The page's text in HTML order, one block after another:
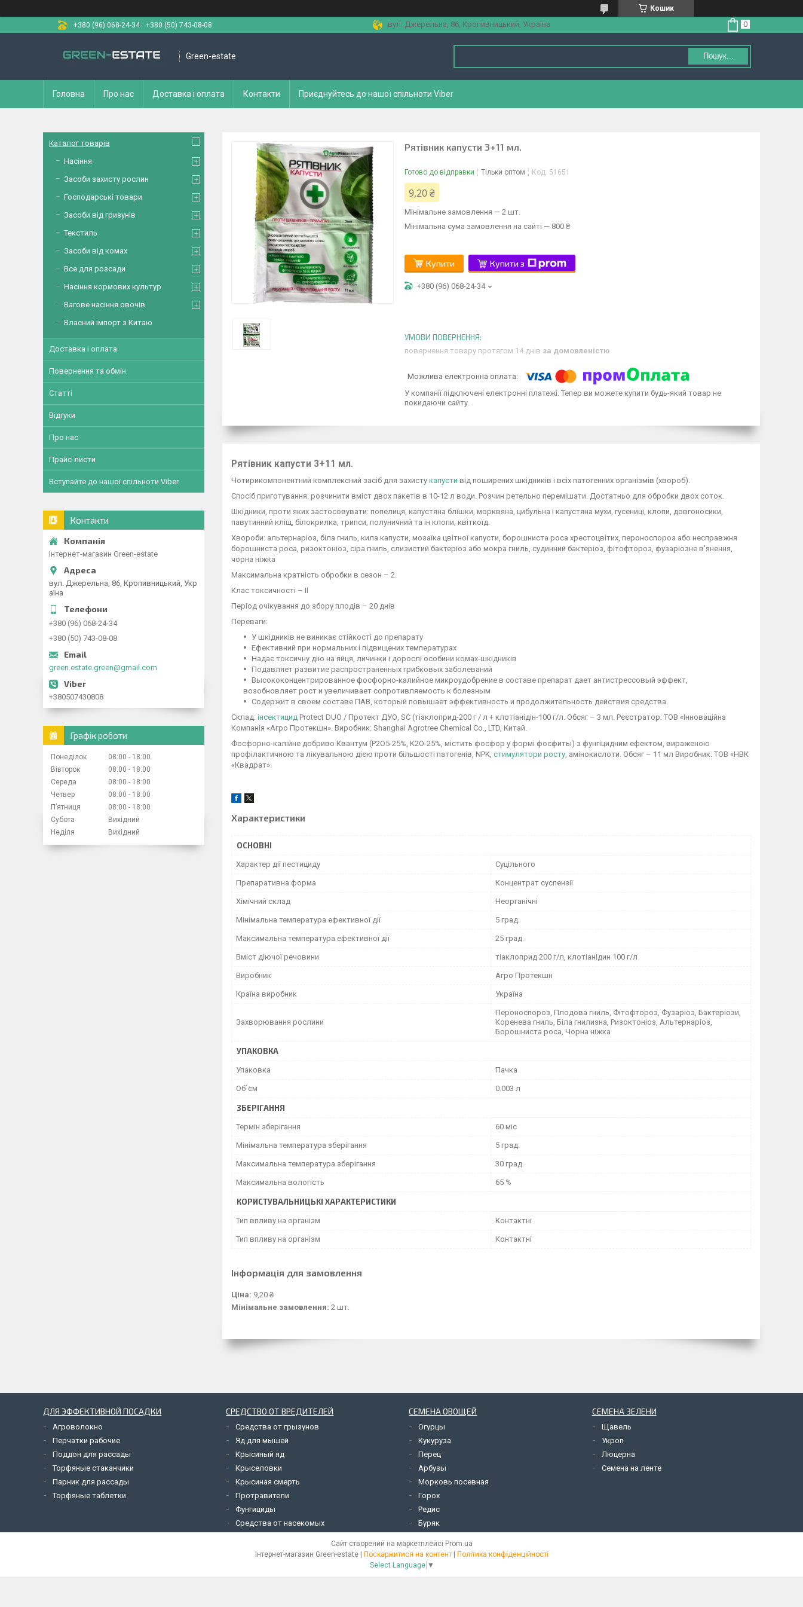
Кошик
+380 (96) 068-24-34
+380 (50) 743-08-08 вул. Джерельна, 86, Кропивницький, Україна
Green-estate Пошук...
Головна Про нас Доставка і оплата Контакти Приєднуйтесь до нашої спільноти Viber
Рятівник капусти 3+11 мл.
Готово до відправки Тільки оптом Код: 51651
9,20 ₴
Мінімальне замовлення — 2 шт.
Мінімальна сума замовлення на сайті — 800 ₴
Купити Купити з
+380 (96) 068-24-34
повернення товару протягом 14 днів за домовленістю
У компанії підключені електронні платежі. Тепер ви можете купити будь-який товар не
покидаючи сайту.
Рятівник капусти 3+11 мл.
Чотирикомпонентний комплексний засіб для захисту капусти від поширених шкідників і всіх патогенних організмів (хвороб).
Спосіб приготування: розчинити вміст двох пакетів в 10-12 л води. Розчин ретельно перемішати. Достатньо для обробки двох соток.
Шкідники, проти яких застосовувати: попелиця, капустяна блішки, морквяна, цибульна і капустяна мухи, гусениці, клопи, довгоносики,
павутинний кліщ, білокрилка, трипси, полуничний та ін клопи, квіткоїд.
Хвороби: альтернаріоз, біла гниль, кила капусти, мозаїка цвітної капусти, борошниста роса хрестоцвітих, пероноспороз або несправжня
борошниста роса, ризоктоніоз, сіра гниль, слизистий бактеріоз або мокра гниль, судинний бактеріоз, фітофтороз, фузаріозне в'янення,
чорна ніжка
Максимальна кратність обробки в сезон – 2.
Клас токсичності – II
Період очікування до збору плодів – 20 днів
Переваги:
У шкідників не виникає стійкості до препарату
Ефективний при нормальних і підвищених температурах
Надає токсичну дію на яйця, личинки і дорослі особини комах-шкідників
Подавляет развитие распространенных грибковых заболеваний
Высококонцентрированное фосфорно-калийное микроудобрение в составе препарат дает антистрессовый эффект,
возобновляет рост и увеличивает сопротивляемость к болезным
Содержит в своем составе ПАВ, который повышает эффективность и продолжительность действия средства.
Склад: інсектицид Protect DUO / Протект ДУО, SC (тіаклоприд-200 г / л + клотіанідін-100 г/л. Обсяг – 3 мл. Рєєстратор: ТОВ «Інноваційна
Компанія «Агро Протекшн». Виробник: Shanghai Agrotree Chemical Co., LTD, Китай.
Фосфорно-калійне добриво Квантум (P2O5-25%, K2O-25%, містить фосфор у формі фосфиты) з фунгіцидним ефектом, вираженою
профілактичною та лікувальною дією проти більшості патогенів, NPK, стимулятори росту , амінокислоти. Обсяг – 11 мл Виробник: ТОВ «НВК
«Квадрат».
Характеристики
ОСНОВНІ
Характер дії пестициду Суцільного
Препаративна форма Концентрат суспензії
Хімічний склад Неорганічні
Мінімальна температура ефективної дії 5 град.
Максимальна температура ефективної дії 25 град.
Вміст діючої речовини тіаклоприд 200 г/л, клотіанідин 100 г/л
Виробник Агро Протекшн
Країна виробник Україна
Захворювання рослини
Пероноспороз, Плодова гниль, Фітофтороз, Фузаріоз, Бактеріози,
Коренева гниль, Біла гнилизна, Ризоктоніоз, Альтернаріоз,
Борошниста роса, Чорна ніжка
УПАКОВКА
Упаковка Пачка
Об`єм 0.003 л
ЗБЕРІГАННЯ
Термін зберігання 60 міс
Мінімальна температура зберігання 5 град.
Максимальна температура зберігання 30 град.
Максимальна вологість 65 %
КОРИСТУВАЛЬНИЦЬКІ ХАРАКТЕРИСТИКИ
Тип впливу на організм Контактні
Тип впливу на організм Контактні
Інформація для замовлення
Ціна: 9,20 ₴
Мінімальне замовлення: 2 шт.
Каталог товарів
Насіння
Засоби захисту рослин
Господарські товари
Засоби від гризунів
Текстиль
Засоби від комах
Все для розсади
Насіння кормових культур
Вагове насіння овочів
Власний імпорт з Китаю
Доставка і оплата
Повернення та обмін
Статті
Відгуки
Про нас
Прайс-листи
Вступайте до нашої спільноти Viber
Контакти
Інтернет-магазин Green-estate
вул. Джерельна, 86, Кропивницький, Укр
аїна
+380 (96) 068-24-34
+380 (50) 743-08-08
green.estate.green@gmail.com
+380507430808
Графік роботи
Понеділок 08:00
18:00
Вівторок
08:00
18:00
Середа
08:00
18:00
Четвер
08:00
18:00
Пʼятниця
08:00
18:00
Субота
Вихідний
Неділя
Вихідний
ДЛЯ ЭФФЕКТИВНОЙ ПОСАДКИ
Агроволокно
Перчатки рабочие
Поддон для рассады
Торфяные стаканчики
Парник для рассады
Торфяные таблетки
СРЕДСТВО ОТ ВРЕДИТЕЛЕЙ
Средства от грызунов
Яд для мышей
Крысиный яд
Крыселовки
Крысиная смерть
Протравители
Фунгициды
Средства от насекомых
СЕМЕНА ОВОЩЕЙ
Огурцы
Кукуруза
Перец
Арбузы
Морковь посевная
Горох
Редис
Буряк
СЕМЕНА ЗЕЛЕНИ
Щавель
Укроп
Люцерна
Семена на ленте
Сайт створений на маркетплейсі Prom.ua
Інтернет-магазин Green-estate | Поскаржитися на контент | Політика конфіденційності
Select Language ▼